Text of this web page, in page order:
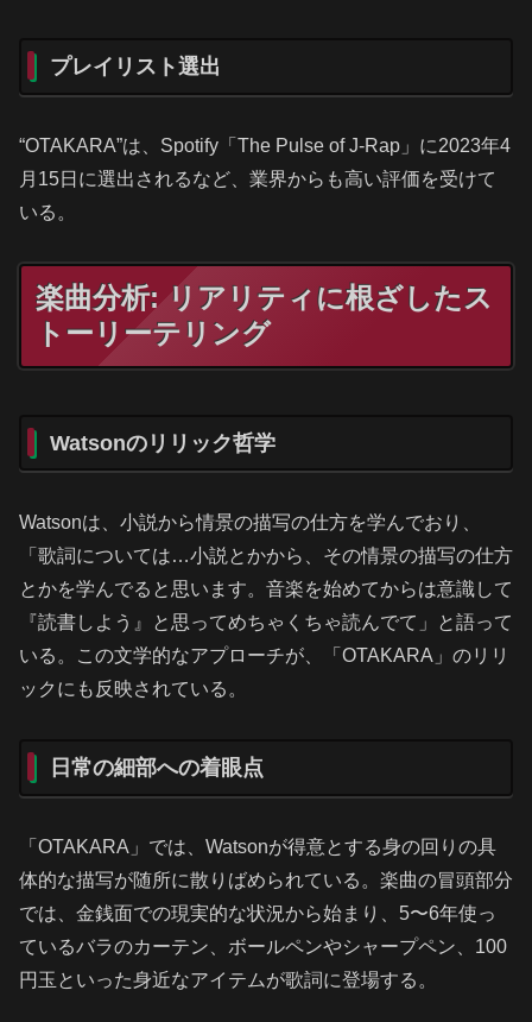
プレイリスト選出
“OTAKARA”は、Spotify「The Pulse of J-Rap」に2023年4
月15日に選出されるなど、業界からも高い評価を受けて
いる。
楽曲分析: リアリティに根ざしたス
トーリーテリング
Watsonのリリック哲学
Watsonは、小説から情景の描写の仕方を学んでおり、
「歌詞については…小説とかから、その情景の描写の仕方
とかを学んでると思います。音楽を始めてからは意識して
『読書しよう』と思ってめちゃくちゃ読んでて」と語って
いる。この文学的なアプローチが、「OTAKARA」のリリ
ックにも反映されている。
日常の細部への着眼点
「OTAKARA」では、Watsonが得意とする身の回りの具
体的な描写が随所に散りばめられている。楽曲の冒頭部分
では、金銭面での現実的な状況から始まり、5〜6年使っ
ているバラのカーテン、ボールペンやシャープペン、100
円玉といった身近なアイテムが歌詞に登場する。